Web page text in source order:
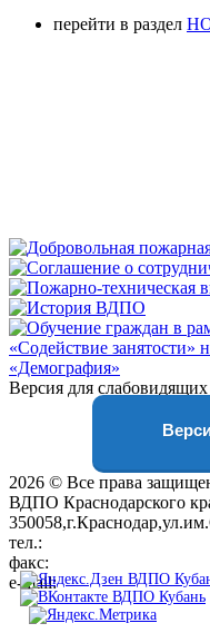
перейти в раздел
Версия для слабовидящих
2026 © Все права
ВДПО Краснодарского
тел.:
факс:
e-mail:01@vdpokuban.ru